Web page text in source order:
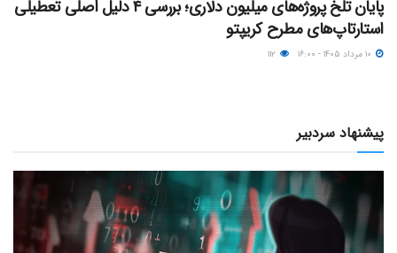
پایان تلخ پروژه‌های میلیون دلاری؛ بررسی ۴ دلیل اصلی تعطیلی
استارتاپ‌های مطرح کریپتو
پیشنهاد سردبیر